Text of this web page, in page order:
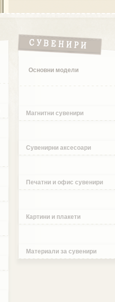
Основни модели
Магнитни сувенири
Сувенирни аксесоари
Печатни и офис сувенири
Картини и плакети
Материали за сувенири